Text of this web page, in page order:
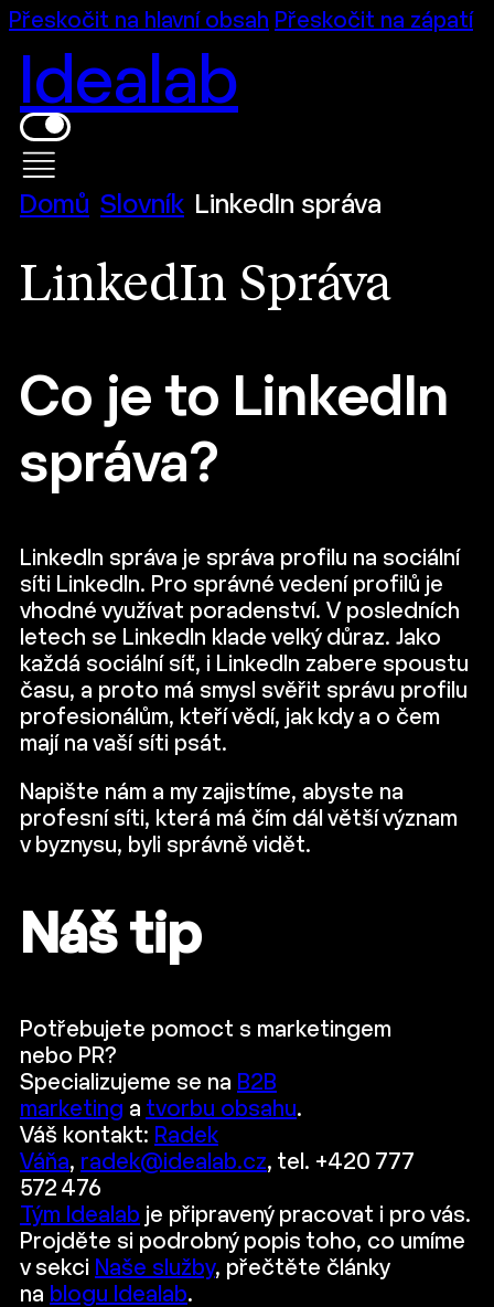
Přeskočit na hlavní obsah Přeskočit na zápatí
Idealab
Domů Slovník LinkedIn správa
LinkedIn Správa
Co je to LinkedIn
správa?
LinkedIn správa je správa profilu na sociální
síti LinkedIn. Pro správné vedení profilů je
vhodné využívat poradenství. V posledních
letech se LinkedIn klade velký důraz. Jako
každá sociální síť, i LinkedIn zabere spoustu
času, a proto má smysl svěřit správu profilu
profesionálům, kteří vědí, jak kdy a o čem
mají na vaší síti psát.
Napište nám a my zajistíme, abyste na
profesní síti, která má čím dál větší význam
v byznysu, byli správně vidět.
Náš tip
Potřebujete pomoct s marketingem
nebo PR?
Specializujeme se na B2B
marketing a tvorbu obsahu.
Váš kontakt: Radek
Váňa, radek@idealab.cz, tel. +420 777
572 476
Tým Idealab je připravený pracovat i pro vás.
Projděte si podrobný popis toho, co umíme
v sekci Naše služby, přečtěte články
na blogu Idealab.